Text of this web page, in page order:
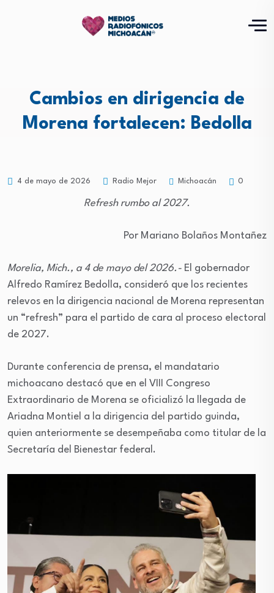
Cambios en dirigencia de
Morena fortalecen: Bedolla
4 de mayo de 2026 Radio Mejor Michoacán 0
Refresh rumbo al 2027.
Por Mariano Bolaños Montañez
Morelia, Mich., a 4 de mayo del 2026.- El gobernador
Alfredo Ramírez Bedolla, consideró que los recientes
relevos en la dirigencia nacional de Morena representan
un “refresh” para el partido de cara al proceso electoral
de 2027.
Durante conferencia de prensa, el mandatario
michoacano destacó que en el VIII Congreso
Extraordinario de Morena se oficializó la llegada de
Ariadna Montiel a la dirigencia del partido guinda,
quien anteriormente se desempeñaba como titular de la
Secretaría del Bienestar federal.